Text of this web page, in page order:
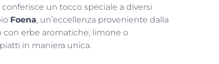
un tocco speciale a diversi
Foena, un’eccellenza proveniente dalla
con erbe aromatiche, limone o
in maniera unica.